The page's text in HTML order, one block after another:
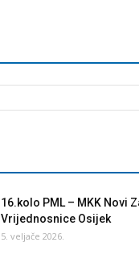
16.kolo PML – MKK Novi
Vrijednosnice Osijek
5. veljače 2026.